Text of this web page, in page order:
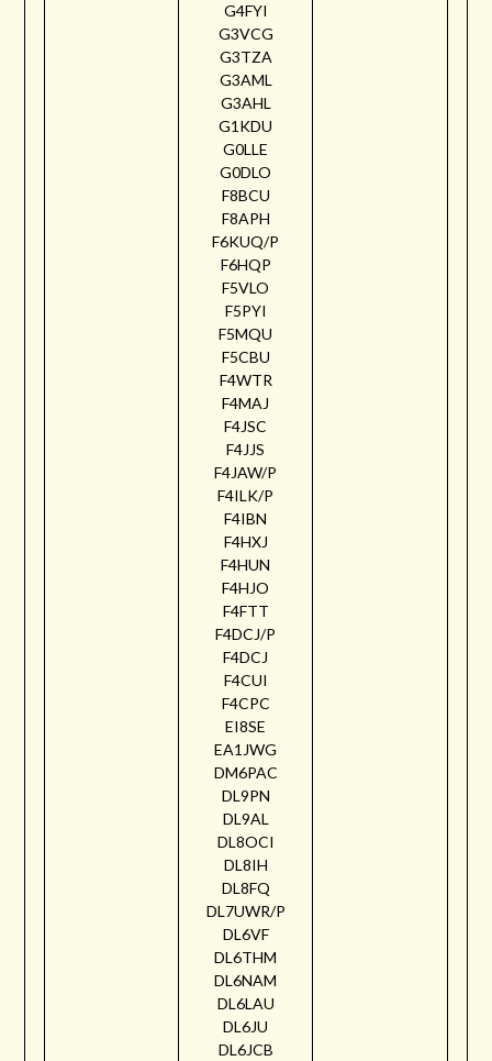
G4FYI
G3VCG
G3TZA
G3AML
G3AHL
G1KDU
G0LLE
G0DLO
F8BCU
F8APH
F6KUQ/P
F6HQP
F5VLO
F5PYI
F5MQU
F5CBU
F4WTR
F4MAJ
F4JSC
F4JJS
F4JAW/P
F4ILK/P
F4IBN
F4HXJ
F4HUN
F4HJO
F4FTT
F4DCJ/P
F4DCJ
F4CUI
F4CPC
EI8SE
EA1JWG
DM6PAC
DL9PN
DL9AL
DL8OCI
DL8IH
DL8FQ
DL7UWR/P
DL6VF
DL6THM
DL6NAM
DL6LAU
DL6JU
DL6JCB